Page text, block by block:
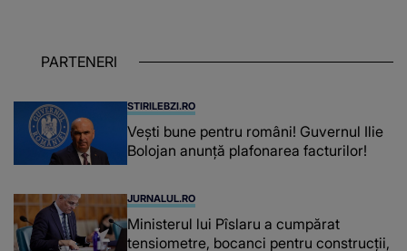
chiar și după trecerea anilor: "De
PARTENERI
STIRILEBZI.RO
Vești bune pentru români! Guvernul Ilie
Bolojan anunță plafonarea facturilor!
JURNALUL.RO
Ministerul lui Pîslaru a cumpărat
tensiometre, bocanci pentru construcții,